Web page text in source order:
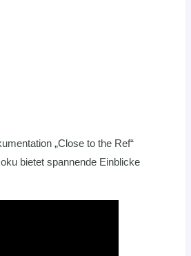
„Close to the Ref“
bietet spannende Einblicke